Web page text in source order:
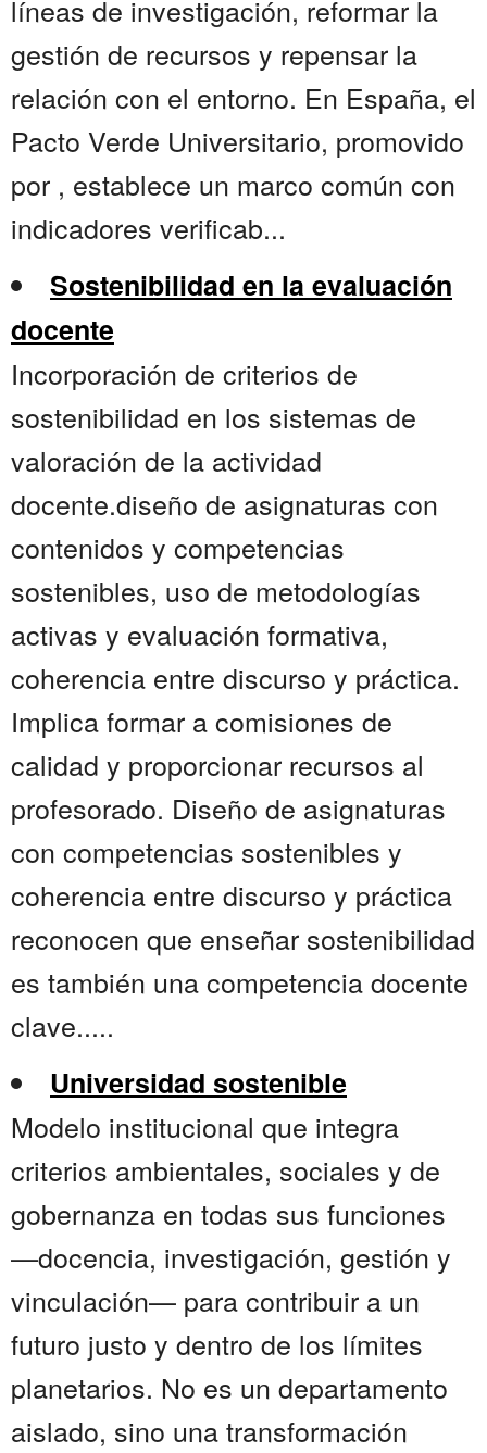
líneas de investigación, reformar la
gestión de recursos y repensar la
relación con el entorno. En España, el
Pacto Verde Universitario, promovido
por , establece un marco común con
indicadores verificab...
Sostenibilidad en la evaluación
docente
Incorporación de criterios de
sostenibilidad en los sistemas de
valoración de la actividad
docente.diseño de asignaturas con
contenidos y competencias
sostenibles, uso de metodologías
activas y evaluación formativa,
coherencia entre discurso y práctica.
Implica formar a comisiones de
calidad y proporcionar recursos al
profesorado. Diseño de asignaturas
con competencias sostenibles y
coherencia entre discurso y práctica
reconocen que enseñar sostenibilidad
es también una competencia docente
clave.....
Universidad sostenible
Modelo institucional que integra
criterios ambientales, sociales y de
gobernanza en todas sus funciones
—docencia, investigación, gestión y
vinculación— para contribuir a un
futuro justo y dentro de los límites
planetarios. No es un departamento
aislado, sino una transformación